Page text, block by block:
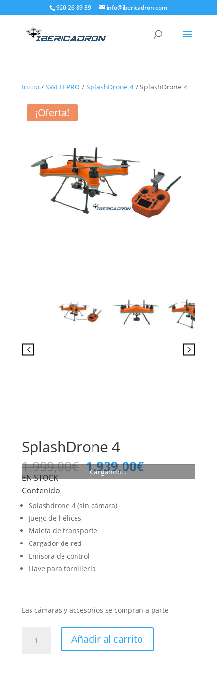
920 26 89 89 info@ibericadron.com
Inicio/ SWELLPRO / SplashDrone 4/ SplashDrone 4
¡Oferta!
Cargando...
SplashDrone 4
1.999,00€ El
precio
era:
1.999,00€.
1.939,00€El
precio
EN STOCK
Contenido
Splashdrone 4 (sin cámara)
Juego de hélices
Maleta de transporte
Cargador de red
Emisora de control
Llave para tornillería
Las cámaras y accesorios se compran a parte
Añadir al carrito